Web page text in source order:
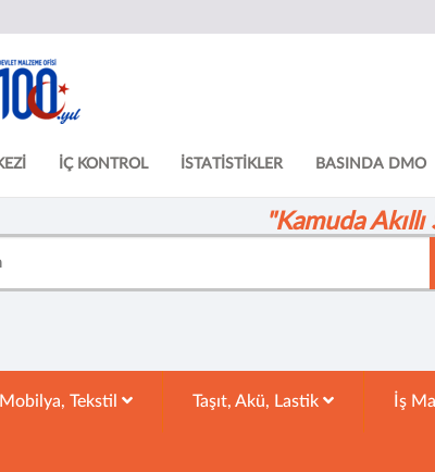
İÇ KONTROL İSTATİSTİKLER BASINDA DMO
"Kamuda Akıllı
Mobilya, Tekstil Taşıt, Akü, Lastik İş